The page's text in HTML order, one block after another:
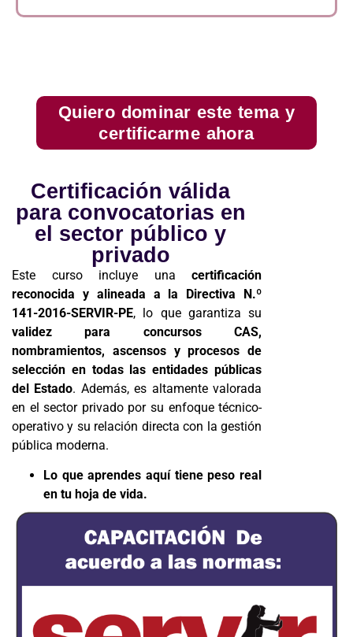
Quiero dominar este tema y
certificarme ahora
Certificación válida
para convocatorias en
el sector público y
privado
Este curso incluye unacertificación
reconocida y alineada a la Directiva N.º
141-2016-SERVIR-PE, lo que garantiza su
validez para concursos CAS,
nombramientos, ascensos y procesos de
selección en todas las entidades públicas
del Estado. Además, es altamente valorada
en el sector privado por su enfoque técnico-
operativo y su relación directa con la gestión
pública moderna.
Lo que aprendes aquí tiene peso real
en tu hoja de vida.